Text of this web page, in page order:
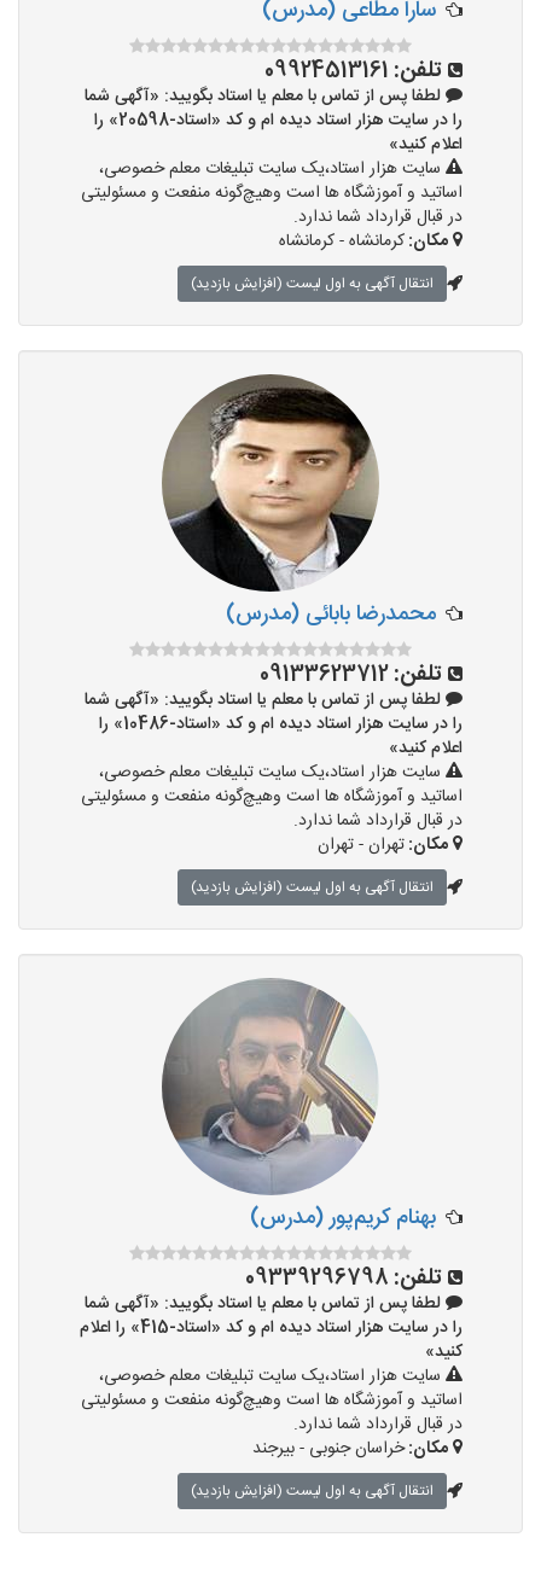
سارا مطاعی (مدرس)
تلفن: 09924513161
لطفا پس از تماس با معلم یا استاد بگویید: «آگهی شما
را در سایت هزار استاد دیده ام و کد «استاد-20598» را
اعلام کنید»
سایت هزار استاد،یک سایت تبلیغات معلم خصوصی،
اساتید و آموزشگاه ها است وهیچ‌گونه منفعت و مسئولیتی
در قبال قرارداد شما ندارد.
مکان:کرمانشاه - کرمانشاه
انتقال آگهی به اول لیست (افزایش بازدید)
محمدرضا بابائی (مدرس)
تلفن:09133623712
لطفا پس از تماس با معلم یا استاد بگویید: «آگهی شما
را در سایت هزار استاد دیده ام و کد «استاد-10486» را
اعلام کنید»
سایت هزار استاد،یک سایت تبلیغات معلم خصوصی،
اساتید و آموزشگاه ها است وهیچ‌گونه منفعت و مسئولیتی
در قبال قرارداد شما ندارد.
مکان:تهران - تهران
انتقال آگهی به اول لیست (افزایش بازدید)
بهنام کریم‌پور (مدرس)
تلفن: 09339296798
لطفا پس از تماس با معلم یا استاد بگویید: «آگهی شما
را در سایت هزار استاد دیده ام و کد «استاد-415» را اعلام
کنید»
سایت هزار استاد،یک سایت تبلیغات معلم خصوصی،
اساتید و آموزشگاه ها است وهیچ‌گونه منفعت و مسئولیتی
در قبال قرارداد شما ندارد.
مکان:خراسان جنوبی - بیرجند
انتقال آگهی به اول لیست (افزایش بازدید)